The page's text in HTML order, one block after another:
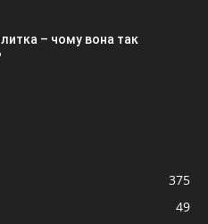
– чому вона так
375
49